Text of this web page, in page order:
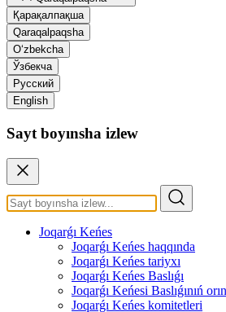
Қарақалпақша
Qaraqalpaqsha
O‘zbekcha
Ўзбекча
Русский
English
Sayt boyınsha izlew
Joqarǵı Keńes
Joqarǵı Keńes haqqında
Joqarǵı Keńes tariyxı
Joqarǵı Keńes Baslıǵı
Joqarǵı Keńesi Baslıǵınıń
Joqarǵı Keńes komitetleri